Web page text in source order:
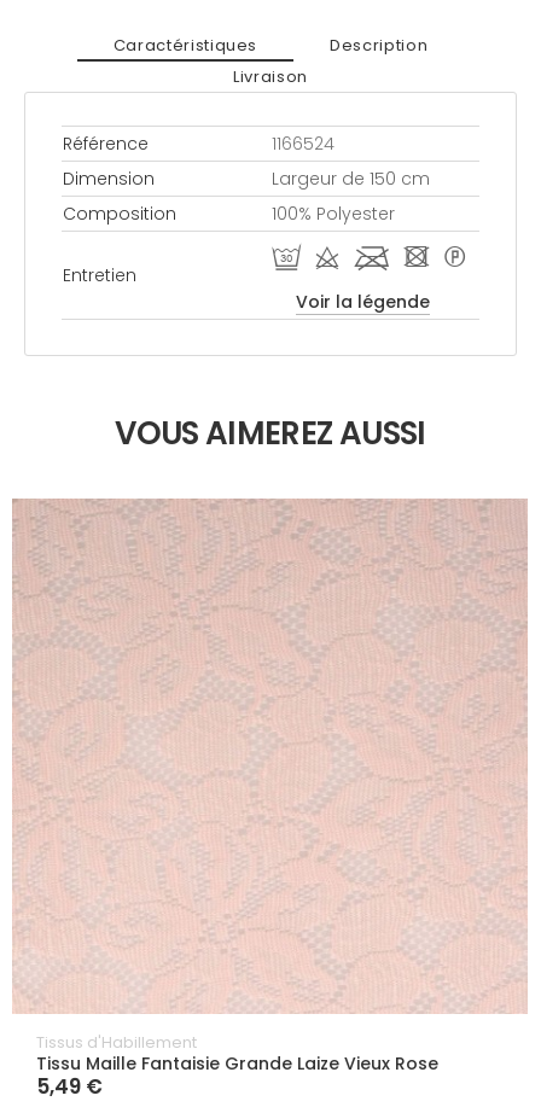
Caractéristiques
Description
Livraison
Référence
1166524
Dimension
Largeur de 150 cm
Composition
100% Polyester
Entretien
R d l - *
Voir la légende
VOUS AIMEREZ AUSSI
Tissus d'Habillement
Tissu Maille Fantaisie Grande Laize Vieux Rose
5,49 €